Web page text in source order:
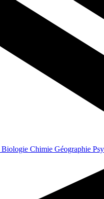
Biologie Chimie Géographie